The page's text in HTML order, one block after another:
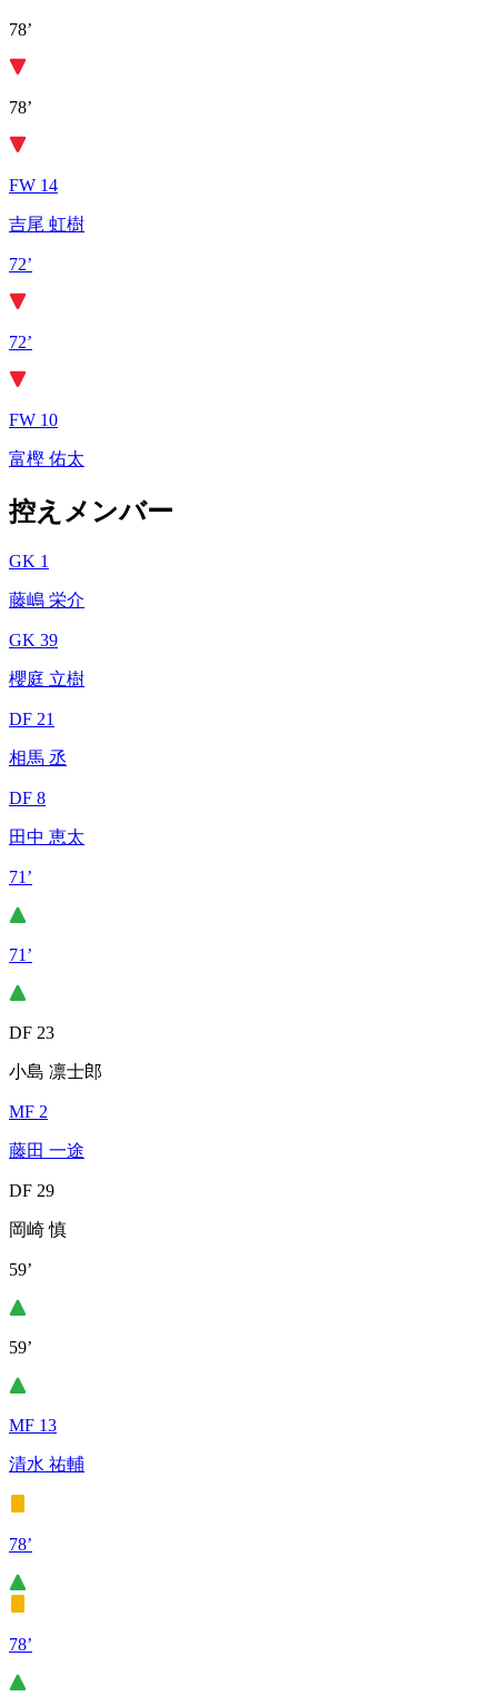
78’
78’
FW 14
吉尾 虹樹
72’
72’
FW 10
富樫 佑太
控えメンバー
GK 1
藤嶋 栄介
GK 39
櫻庭 立樹
DF 21
相馬 丞
DF 8
田中 恵太
71’
71’
DF 23
小島 凛士郎
MF 2
藤田 一途
DF 29
岡崎 慎
59’
59’
MF 13
清水 祐輔
78’
78’